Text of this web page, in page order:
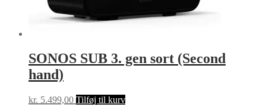
SONOS SUB 3. gen sort (Second
hand)
kr. 5.499,00 Tilføj til kurv